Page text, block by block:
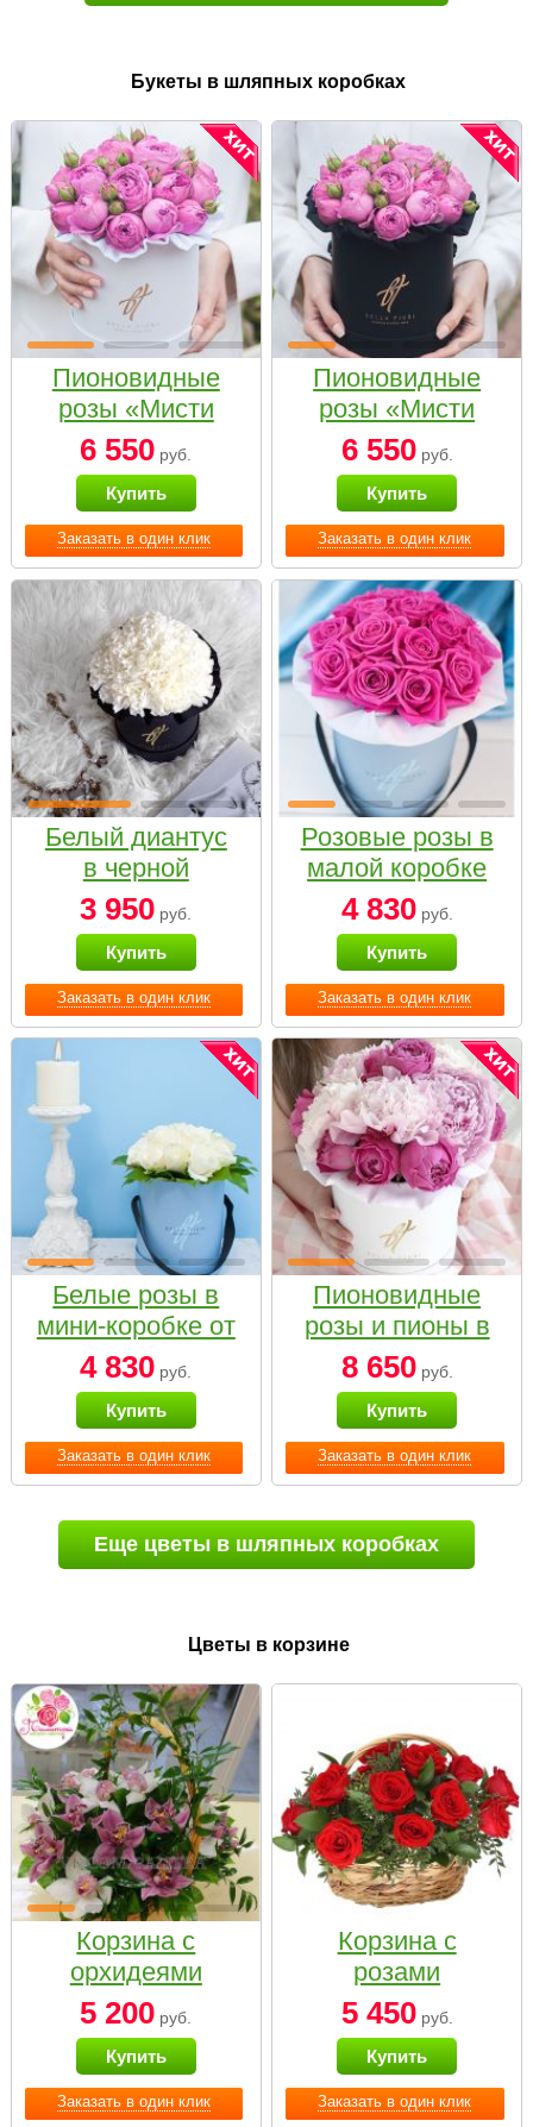
Букеты в шляпных коробках
Заказать в один клик
Пионовидные
розы «Мисти
бабблс» в белой
коробке Small
6 550 руб.
Купить
Заказать в один клик
Пионовидные
розы «Мисти
бабблс» в
черной коробке
Small
6 550руб.
Купить
Заказать в один клик
Белый диантус
в черной
коробке Small
3 950 руб.
Купить
Заказать в один клик
Розовые розы в
малой коробке
4 830руб.
Купить
Заказать в один клик
Белые розы в
мини-коробке от
Bella Fiori
4 830 руб.
Купить
Заказать в один клик
Пионовидные
розы и пионы в
белой коробке
Small
8 650руб.
Купить
Еще цветы в шляпных коробках
Цветы в корзине
Заказать в один клик
Корзина с
орхидеями
малая
5 200 руб.
Купить
Заказать в один клик
Корзина с
розами
«Красный
Париж»
5 450руб.
Купить